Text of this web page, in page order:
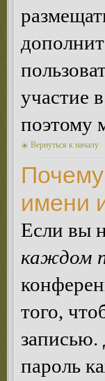
участие
поэтому
Вернуться к началу
имени
Если вы
каждом
того,
записью.
пароль